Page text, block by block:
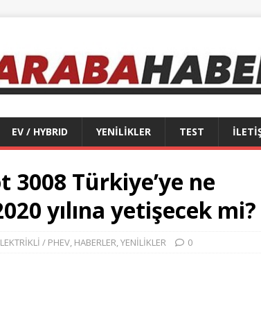
EV / HYBRID YENİLİKLER TEST
3008 Türkiye’ye ne
yılına yetişecek mi?
/ PHEV, HABERLER,YENİLİKLER 0